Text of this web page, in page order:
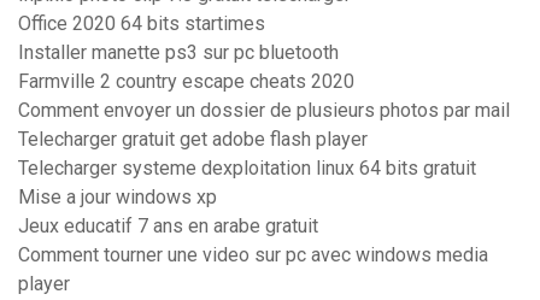
Office 2020 64 bits startimes
Installer manette ps3 sur pc bluetooth
Farmville 2 country escape cheats 2020
Comment envoyer un dossier de plusieurs photos par mail
Telecharger gratuit get adobe flash player
Telecharger systeme dexploitation linux 64 bits gratuit
Mise a jour windows xp
Jeux educatif 7 ans en arabe gratuit
Comment tourner une video sur pc avec windows media
player